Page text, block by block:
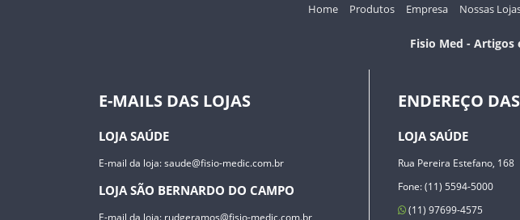
Home Produtos Empresa Nossas
Fisio Med - Artigos
E-MAILS DAS LOJAS
LOJA SAÚDE
E-mail da loja:saude@fisio-medic.com.br
LOJA SÃO BERNARDO DO CAMPO
E-mail da loja: rudgeramos@fisio-medic.com.br
ENDEREÇO
LOJA SAÚDE
Rua Pereira Estefano, 168
Fone: (11) 5594-5000
(11) 97699-4575